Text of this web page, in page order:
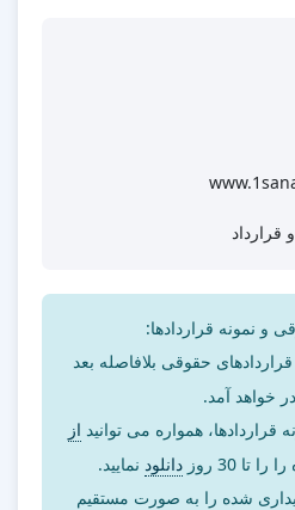
قرارداد
و نمونه قراردادها:
قراردادهای حقوقی بلافاصله بعد
خواهد آمد.
همواره می توانید از
30 روز دانلود نمایید.
شده را به صورت مستقیم